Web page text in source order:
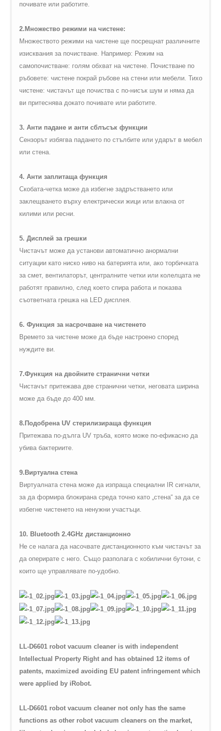
почивате или работите.
2.Множество режими на чистене:
Множеството режими на чистене ще посрещнат различните
изисквания за почистване. Например: Режим на
самопочистване: голям обхват на чистене. Почистване по
ръбовете: чистене покрай ръбове на стени или мебели. Тихо
чистене: чистачът ще почиства с по-нисък шум и няма да
ви притеснява докато почивате или работите.
3. Анти падане и анти сблъсък функции
Сензорът избягва падането по стълбите или ударът в мебел
или стена.
4. Анти заплитаща функция
Скобата-четка може да избегне задръстването или
заклещването върху електрически жици или влакна от
килими или ресни.
5. Дисплей за грешки
Чистачът може да установи автоматично анормални
ситуации като ниско ниво на батерията или, ако торбичката
за смет, вентилаторът, централните четки или колелцата не
работят правилно, след което спира работа и показва
съответната грешка на LED дисплея.
6. Функция за насрочване на чистенето
Времето за чистене може да бъде настроено според
нуждите ви.
7.Функция на двойните странични четки
Чистачът притежава две странични четки, неговата ширина
може да бъде до 400 мм.
8.Подобрена UV стерилизираща функция
Притежава по-дълга UV тръба, която може по-ефикасно да
убива бактериите.
9.Виртуална стена
Виртуалната стена може да изпраща специални
IR сигнали,
за да формира блокирана среда точно като „стена“ за да се
избегне чистенето на ненужни участъци.
10. Bluetooth 2.4GHz дистанционно
Не се налага да насочвате дистанционното към чистачът за
да оперирате с него. Също разполага с кобилични бутони, с
които ще управлявате по-удобно.
LL-D6601 robot vacuum cleaner is with independent
Intellectual Property Right and has obtained 12 items of
patents, maximized avoiding EU patent infringement which
were applied by iRobot.
LL-D6601 robot vacuum cleaner not only has the same
functions as other robot vacuum cleaners on the market,